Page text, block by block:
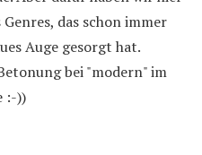
das schon immer
Auge gesorgt hat.
bei "modern" im
:-))